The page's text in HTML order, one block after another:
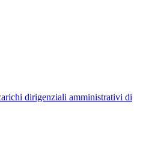
dirigenziali amministrativi di